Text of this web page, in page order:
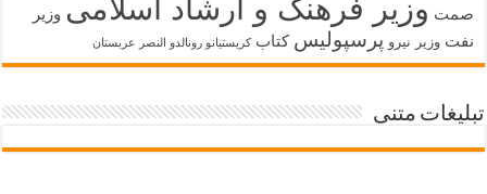
صمت وزیر فرهنگ و ارشاد اسلامی وزیر
نفت وزیر نیرو پرسپولیس کتاب کریستیانو رونالدو النصر عربستان
تبلیغات متنی